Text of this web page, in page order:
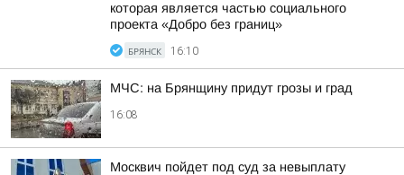
которая является частью социального
проекта «Добро без границ»
БРЯНСК 16:10
МЧС: на Брянщину придут грозы и град
16:08
Москвич пойдет под суд за невыплату